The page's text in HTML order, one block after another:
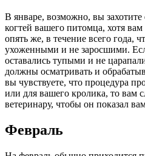
В январе, возможно, вы захотите
когтей вашего питомца, хотя вам
опять же, в течение всего года,
ухоженными и не заросшими.
оставались тупыми и не
должны осматривать и
вы чувствуете, что процедура
или для вашего кролика, то вам
ветеринару, чтобы он показал
Февраль